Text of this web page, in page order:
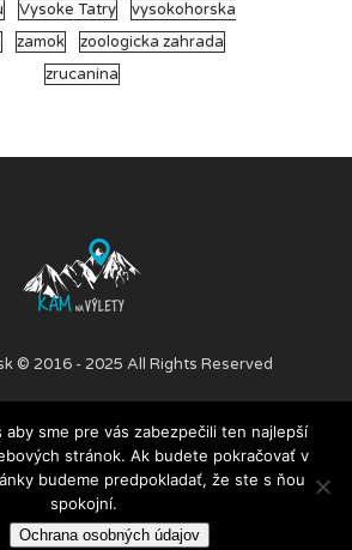
Vysoke Tatry
vysokohorska
zamok
zoologicka zahrada
zrucanina
© 2016 - 2025 All Rights Reserved
O NÁS SPOLUPRÁCA
KONTAKT
OCHRANA OSOBNÝCH ÚDAJOV
aby sme pre vás zabezpečili ten najlepší
stránok. Ak budete pokračovať v
budeme predpokladať, že ste s ňou
spokojní.
Ochrana osobných údajov